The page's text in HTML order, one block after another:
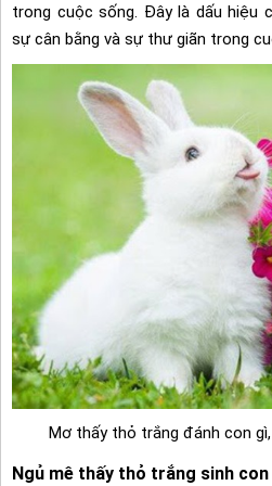
trong cuộc sống. Đây là dấu hiệu
sự cân bằng và sự thư giãn trong
Mơ thấy thỏ trắng đánh con
Ngủ mê thấy thỏ trắng sinh con